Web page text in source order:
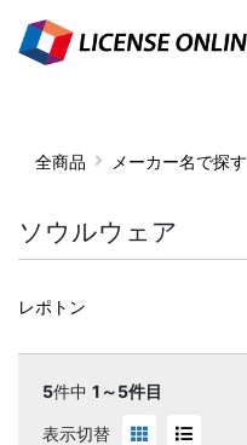
全商品 メーカー名で探す
ソウルウェア
レポトン
5件中 1～5件目
表示切替